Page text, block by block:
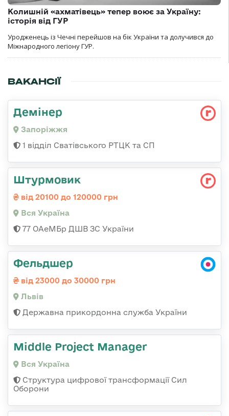
Колишній «ахматівець» тепер воює за Україну:
історія від ГУР
Уродженець із Чечні перейшов на бік України та долучився до
Міжнародного легіону ГУР.
ВАКАНСІЇ
Демінер
Запоріжжя
1 відділ Сватівського РТЦК та СП
Штурмовик
від 20100 до 120000 грн
Вся Україна
77 ОАеМБр ДШВ ЗС України
Фельдшер
від 23000 до 30000 грн
Львів
Державна прикордонна служба України
Middle Project Manager
Вся Україна
Структура цифрової трансформації Сил
Оборони